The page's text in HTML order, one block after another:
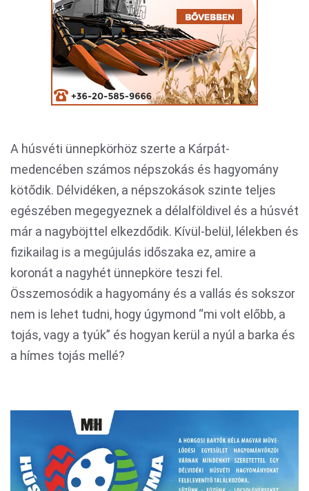
A húsvéti ünnepkörhöz szerte a Kárpát-
medencében számos népszokás és hagyomány
kötődik. Délvidéken, a népszokások szinte teljes
egészében megegyeznek a délalföldivel és a húsvét
már a nagyböjttel elkezdődik. Kívül-belül, lélekben és
fizikailag is a megújulás időszaka ez, amire a
koronát a nagyhét ünnepköre teszi fel.
Összemosódik a hagyomány és a vallás és sokszor
nem is lehet tudni, hogy úgymond “mi volt előbb, a
tojás, vagy a tyúk” és hogyan kerül a nyúl a barka és
a hímes tojás mellé?